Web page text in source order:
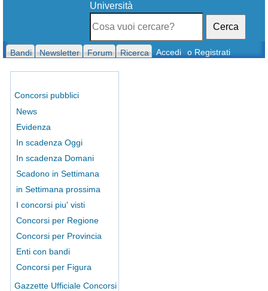
Università
Cerca
Bandi Newsletter Forum Ricerca Accedi o Registrati
Concorsi pubblici
News
Evidenza
In scadenza Oggi
In scadenza Domani
Scadono in Settimana
in Settimana prossima
I concorsi piu' visti
Concorsi per Regione
Concorsi per Provincia
Enti con bandi
Concorsi per Figura
Gazzette Ufficiale Concorsi